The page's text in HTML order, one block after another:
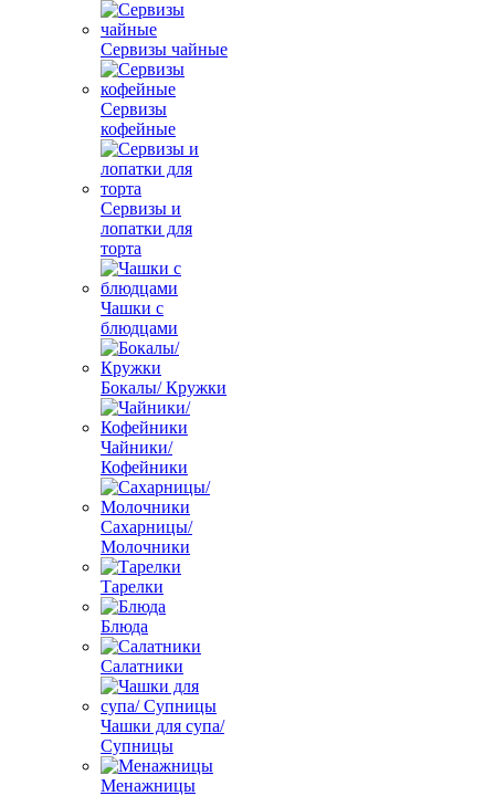
Сервизы чайные
Сервизы
кофейные
Сервизы и
лопатки для
торта
Чашки с
блюдцами
Бокалы/ Кружки
Чайники/
Кофейники
Сахарницы/
Молочники
Тарелки
Блюда
Салатники
Чашки для супа/
Супницы
Менажницы